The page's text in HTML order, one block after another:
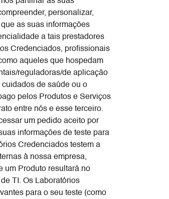
personalizar,
as suas informações
a tais prestadores
Credenciados, profissionais
aqueles que hospedam
reguladoras/de aplicação
de saúde ou o
pelos Produtos e Serviços
entre nós e esse terceiro.
um pedido aceito por
informações de teste para
Credenciados testem a
à nossa empresa,
um Produto resultará no
TI. Os Laboratórios
para o seu teste (como